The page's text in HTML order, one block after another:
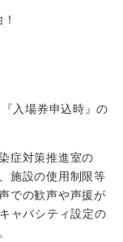
入場券申込時』の
症対策推進室の
施設の使用制限等
での歓声や声援が
ャパシティ設定の